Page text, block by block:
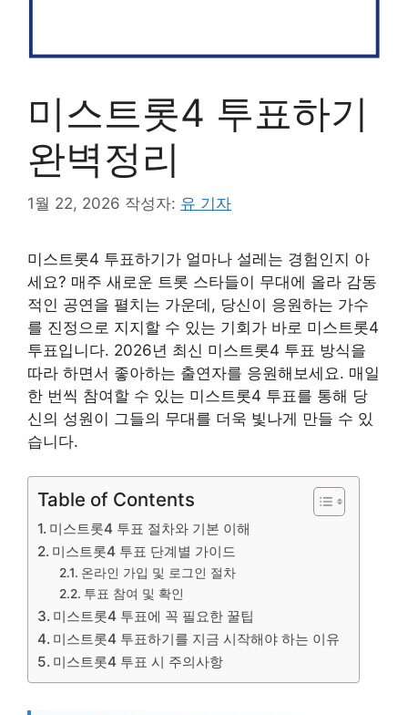
미스트롯4 투표하기
완벽정리
1월 22, 2026 작성자: 유 기자
미스트롯4 투표하기가 얼마나 설레는 경험인지 아
세요? 매주 새로운 트롯 스타들이 무대에 올라 감동
적인 공연을 펼치는 가운데, 당신이 응원하는 가수
를 진정으로 지지할 수 있는 기회가 바로 미스트롯4
투표입니다. 2026년 최신 미스트롯4 투표 방식을
따라 하면서 좋아하는 출연자를 응원해보세요. 매일
한 번씩 참여할 수 있는 미스트롯4 투표를 통해 당
신의 성원이 그들의 무대를 더욱 빛나게 만들 수 있
습니다.
Table of Contents
미스트롯4 투표 절차와 기본 이해
미스트롯4 투표 단계별 가이드
온라인 가입 및 로그인 절차
투표 참여 및 확인
미스트롯4 투표에 꼭 필요한 꿀팁
미스트롯4 투표하기를 지금 시작해야 하는 이유
미스트롯4 투표 시 주의사항